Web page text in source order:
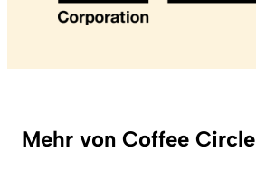
Mehr von Coffee Circle